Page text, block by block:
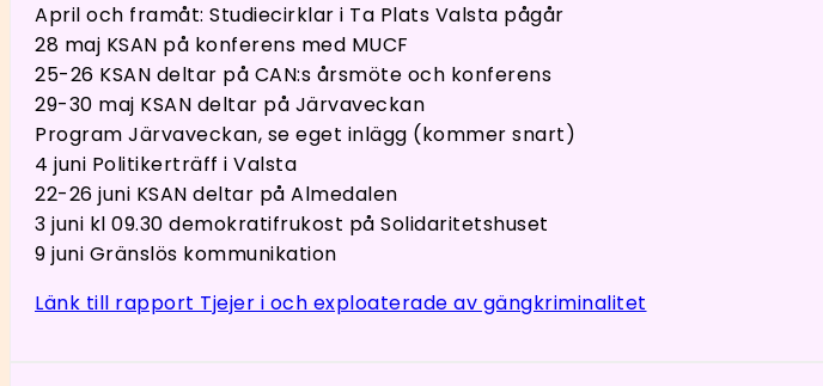
April och framåt: Studiecirklar i Ta Plats Valsta pågår
28 maj KSAN på konferens med MUCF
25-26 KSAN deltar på CAN:s årsmöte och konferens
29-30 maj KSAN deltar på Järvaveckan
Program Järvaveckan, se eget inlägg (kommer snart)
4 juni Politikerträff i Valsta
22-26 juni KSAN deltar på Almedalen
3 juni kl 09.30 demokratifrukost på Solidaritetshuset
9 juni Gränslös kommunikation
Länk till rapport Tjejer i och exploaterade av gängkriminalitet